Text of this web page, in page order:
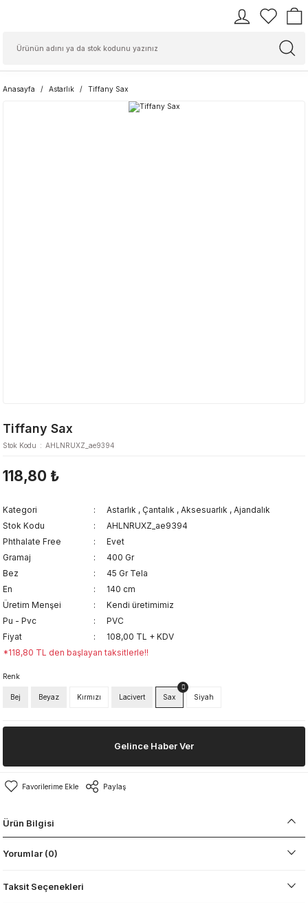
Anasayfa Astarlık Tiffany Sax
Tiffany Sax
Stok Kodu AHLNRUXZ_ae9394
118,80 ₺
Kategori Astarlık , Çantalık , Aksesuarlık , Ajandalık
Stok Kodu
AHLNRUXZ_ae9394
Phthalate Free
Evet
Gramaj
400 Gr
Bez
45 Gr Tela
En
140 cm
Üretim Menşei
Kendi üretimimiz
Pu - Pvc
PVC
Fiyat
108,00 TL + KDV
*118,80 TL den başlayan taksitlerle!!
Renk
Bej Beyaz Kırmızı Lacivert Sax Siyah
Gelince Haber Ver
Paylaş
Ürün Bilgisi
Yorumlar (0)
Taksit Seçenekleri